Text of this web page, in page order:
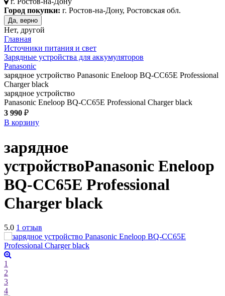
Город покупки: г. Ростов-на-Дону, Ростовская обл.
Да, верно
Нет, другой
Главная
Источники питания и свет
Зарядные устройства для аккумуляторов
Panasonic
зарядное устройство Panasonic Eneloop BQ-CC65E Professional
Charger black
зарядное устройство
Panasonic Eneloop BQ-CC65E Professional Charger black
3 990 ₽
В корзину
зарядное
устройствоPanasonic Eneloop
BQ-CC65E Professional
Chargerblack
5.0 1 отзыв
1
2
3
4